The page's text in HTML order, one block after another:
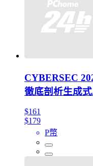
CYBERSEC
徹底剖析生成
$161
$179
P幣